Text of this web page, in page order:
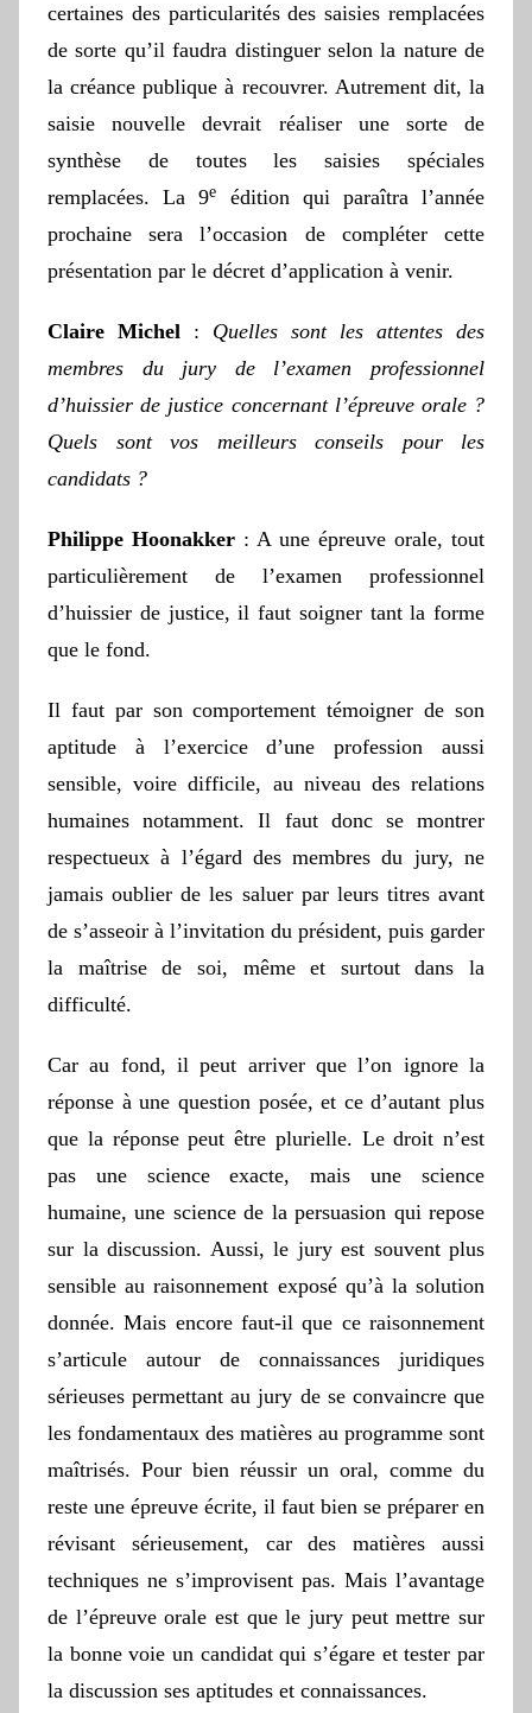
certaines des particularités des saisies remplacées
de sorte qu’il faudra distinguer selon la nature de
la créance publique à recouvrer. Autrement dit, la
saisie nouvelle devrait réaliser une sorte de
synthèse de toutes les saisies spéciales
remplacées. La 9e
édition qui paraîtra l’année
prochaine sera l’occasion de compléter cette
présentation par le décret d’application à venir.
Claire Michel : Quelles sont les attentes des
membres du jury de l’examen professionnel
d’huissier de justice concernant l’épreuve orale ?
Quels sont vos meilleurs conseils pour les
candidats ?
Philippe Hoonakker : A une épreuve orale, tout
particulièrement de l’examen professionnel
d’huissier de justice, il faut soigner tant la forme
que le fond.
Il faut par son comportement témoigner de son
aptitude à l’exercice d’une profession aussi
sensible, voire difficile, au niveau des relations
humaines notamment. Il faut donc se montrer
respectueux à l’égard des membres du jury, ne
jamais oublier de les saluer par leurs titres avant
de s’asseoir à l’invitation du président, puis garder
la maîtrise de soi, même et surtout dans la
difficulté.
Car au fond, il peut arriver que l’on ignore la
réponse à une question posée, et ce d’autant plus
que la réponse peut être plurielle. Le droit n’est
pas une science exacte, mais une science
humaine, une science de la persuasion qui repose
sur la discussion. Aussi, le jury est souvent plus
sensible au raisonnement exposé qu’à la solution
donnée. Mais encore faut-il que ce raisonnement
s’articule autour de connaissances juridiques
sérieuses permettant au jury de se convaincre que
les fondamentaux des matières au programme sont
maîtrisés. Pour bien réussir un oral, comme du
reste une épreuve écrite, il faut bien se préparer en
révisant sérieusement, car des matières aussi
techniques ne s’improvisent pas. Mais l’avantage
de l’épreuve orale est que le jury peut mettre sur
la bonne voie un candidat qui s’égare et tester par
la discussion ses aptitudes et connaissances.